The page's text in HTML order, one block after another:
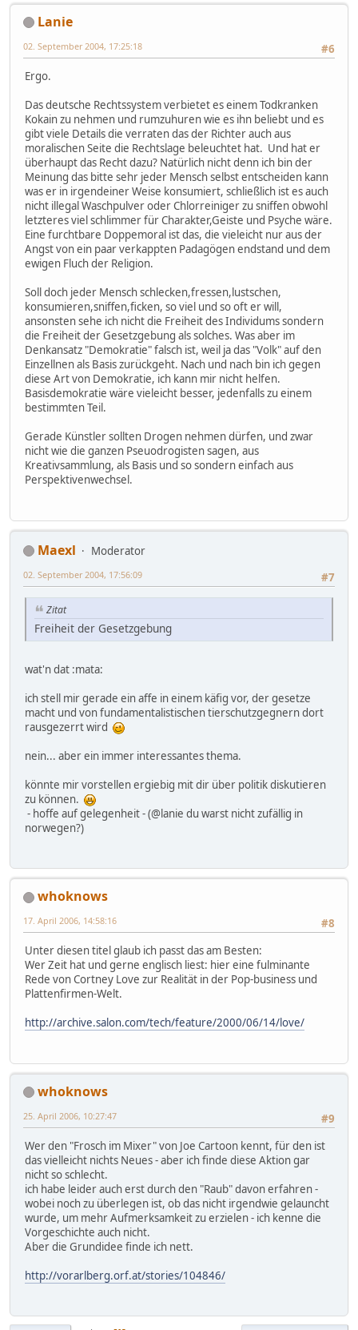
Lanie
#6
02. September 2004, 17:25:18
Ergo.
Das deutsche Rechtssystem verbietet es einem Todkranken
Kokain zu nehmen und rumzuhuren wie es ihn beliebt und es
gibt viele Details die verraten das der Richter auch aus
moralischen Seite die Rechtslage beleuchtet hat. Und hat er
überhaupt das Recht dazu? Natürlich nicht denn ich bin der
Meinung das bitte sehr jeder Mensch selbst entscheiden kann
was er in irgendeiner Weise konsumiert, schließlich ist es auch
nicht illegal Waschpulver oder Chlorreiniger zu sniffen obwohl
letzteres viel schlimmer für Charakter,Geiste und Psyche wäre.
Eine furchtbare Doppemoral ist das, die vieleicht nur aus der
Angst von ein paar verkappten Padagögen endstand und dem
ewigen Fluch der Religion.
Soll doch jeder Mensch schlecken,fressen,lustschen,
konsumieren,sniffen,ficken, so viel und so oft er will,
ansonsten sehe ich nicht die Freiheit des Individums sondern
die Freiheit der Gesetzgebung als solches. Was aber im
Denkansatz "Demokratie" falsch ist, weil ja das "Volk" auf den
Einzellnen als Basis zurückgeht. Nach und nach bin ich gegen
diese Art von Demokratie, ich kann mir nicht helfen.
Basisdemokratie wäre vieleicht besser, jedenfalls zu einem
bestimmten Teil.
Gerade Künstler sollten Drogen nehmen dürfen, und zwar
nicht wie die ganzen Pseuodrogisten sagen, aus
Kreativsammlung, als Basis und so sondern einfach aus
Perspektivenwechsel.
Maexl
Moderator
#7
02. September 2004, 17:56:09
Zitat
Freiheit der Gesetzgebung
wat'n dat :mata:
ich stell mir gerade ein affe in einem käfig vor, der gesetze
macht und von fundamentalistischen tierschutzgegnern dort
rausgezerrt wird
nein... aber ein immer interessantes thema.
könnte mir vorstellen ergiebig mit dir über politik diskutieren
zu können.
- hoffe auf gelegenheit - (@lanie du warst nicht zufällig in
norwegen?)
whoknows
#8
17. April 2006, 14:58:16
Unter diesen titel glaub ich passt das am Besten:
Wer Zeit hat und gerne englisch liest: hier eine fulminante
Rede von Cortney Love zur Realität in der Pop-business und
Plattenfirmen-Welt.
http://archive.salon.com/tech/feature/2000/06/14/love/
whoknows
#9
25. April 2006, 10:27:47
Wer den "Frosch im Mixer" von Joe Cartoon kennt, für den ist
das vielleicht nichts Neues - aber ich finde diese Aktion gar
nicht so schlecht.
ich habe leider auch erst durch den "Raub" davon erfahren -
wobei noch zu überlegen ist, ob das nicht irgendwie gelauncht
wurde, um mehr Aufmerksamkeit zu erzielen - ich kenne die
Vorgeschichte auch nicht.
Aber die Grundidee finde ich nett.
http://vorarlberg.orf.at/stories/104846/